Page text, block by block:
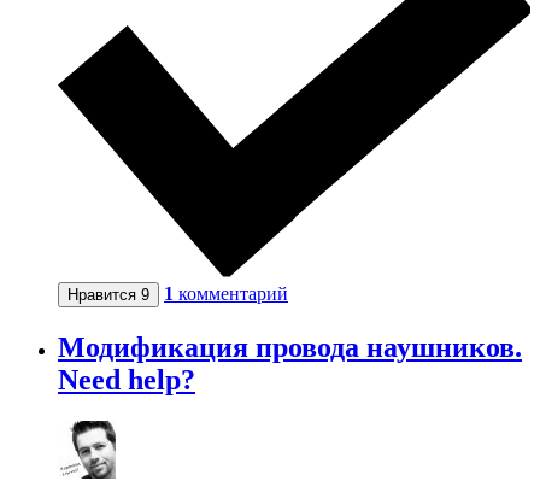
Нравится 9 1 комментарий
Модификация провода наушников.
Need help?